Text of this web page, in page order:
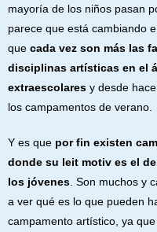
mayoría de los niños pasan
parece que está cambiando
que cada vez son más las
disciplinas artísticas en el
extraescolares y desde
los campamentos de verano.
Y es que por fin existen
donde su leit motiv es el
los jóvenes. Son muchos y
a ver qué es lo que pueden
campamento artístico, ya